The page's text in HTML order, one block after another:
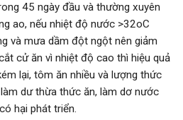
45 ngày đầu và thường xuyên
ao, nếu nhiệt độ nước >32oC
và mưa dầm đột ngột nên giảm
cử ăn vì nhiệt độ cao thì hiệu quả
lại, tôm ăn nhiều và lượng thức
dư thừa thức ăn, làm dơ nước
hại phát triển.